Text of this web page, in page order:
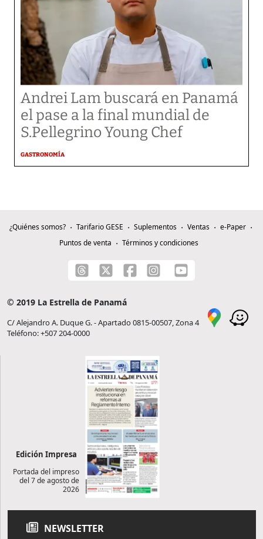
Andrei Lam buscará en Panamá
el pase a la final mundial de
S.Pellegrino Young Chef
GASTRONOMÍA
¿Quiénes somos? Tarifario GESE Suplementos Ventas
e-Paper
Puntos de venta
Términos y condiciones
© 2019 La Estrella de Panamá
C/ Alejandro A. Duque G. - Apartado 0815-00507, Zona 4
Teléfono: +507 204-0000
Edición Impresa
Portada del impreso
del 7 de agosto de
2026
NEWSLETTER